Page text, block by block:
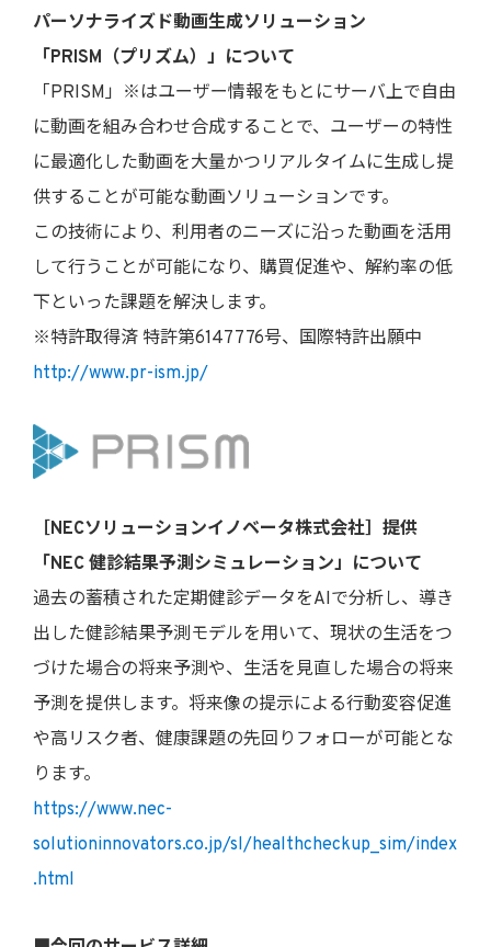
パーソナライズド動画生成ソリューション
「PRISM（プリズム）」について
「PRISM」※はユーザー情報をもとにサーバ上で自由
に動画を組み合わせ合成することで、ユーザーの特性
に最適化した動画を大量かつリアルタイムに生成し提
供することが可能な動画ソリューションです。
この技術により、利用者のニーズに沿った動画を活用
して行うことが可能になり、購買促進や、解約率の低
下といった課題を解決します。
※特許取得済 特許第6147776号、国際特許出願中
http://www.pr-ism.jp/
［NECソリューションイノベータ株式会社］提供
「NEC 健診結果予測シミュレーション」について
過去の蓄積された定期健診データをAIで分析し、導き
出した健診結果予測モデルを用いて、現状の生活をつ
づけた場合の将来予測や、生活を見直した場合の将来
予測を提供します。将来像の提示による行動変容促進
や高リスク者、健康課題の先回りフォローが可能とな
ります。
https://www.nec-
solutioninnovators.co.jp/sl/healthcheckup_sim/index
.html